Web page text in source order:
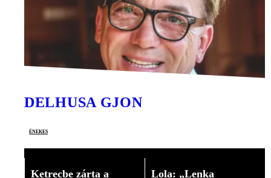
DELHUSA GJON
énekes
Ketrecbe zárta a
Lola: „Lenka